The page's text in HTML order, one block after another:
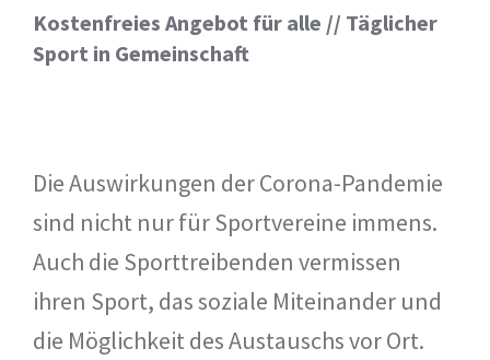
Kostenfreies Angebot für alle // Täglicher
Sport in Gemeinschaft
Die Auswirkungen der Corona-Pandemie
sind nicht nur für Sportvereine immens.
Auch die Sporttreibenden vermissen
ihren Sport, das soziale Miteinander und
die Möglichkeit des Austauschs vor Ort.